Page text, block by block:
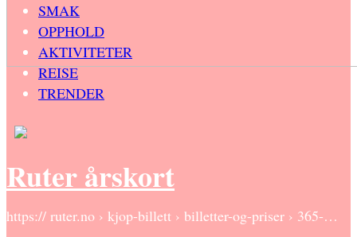
SMAK
OPPHOLD
AKTIVITETER
REISE
TRENDER
Ruter årskort
https:// ruter.no › kjop-billett › billetter-og-priser › 365-…